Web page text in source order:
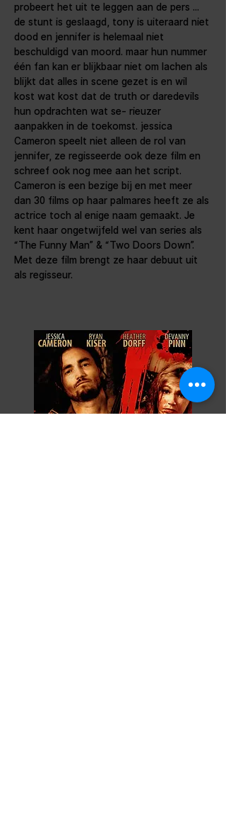
probeert het uit te leggen aan de pers ...
de stunt is geslaagd, tony is uiteraard niet
dood en jennifer is helemaal niet
beschuldigd van moord. maar hun nummer
één fan kan er blijkbaar niet om lachen als
blijkt dat alles in scene gezet is en wil
kost wat kost dat de truth or daredevils
hun opdrachten wat se- rieuzer
aanpakken in de toekomst. jessica
Cameron speelt niet alleen de rol van
jennifer, ze regisseerde ook deze film en
schreef ook nog mee aan het script.
Cameron is een bezige bij en met meer
dan 30 films op haar palmares heeft ze als
actrice toch al enige naam gemaakt. Je
kent haar ongetwijfeld wel van series als
“The Funny Man” & “Two Doors Down”.
Met deze film brengt ze haar debuut uit
als regisseur.